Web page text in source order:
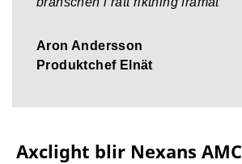
Aron Andersson
Produktchef Elnät
Axclight blir Nexans